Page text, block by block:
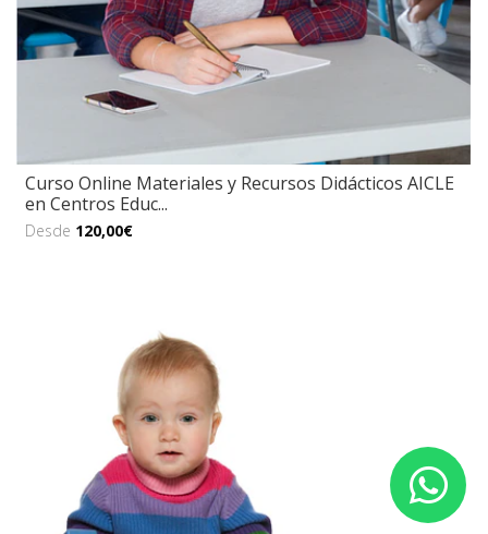
Curso Online Materiales y Recursos Didácticos AICLE
en Centros Educ...
Desde 120,00€